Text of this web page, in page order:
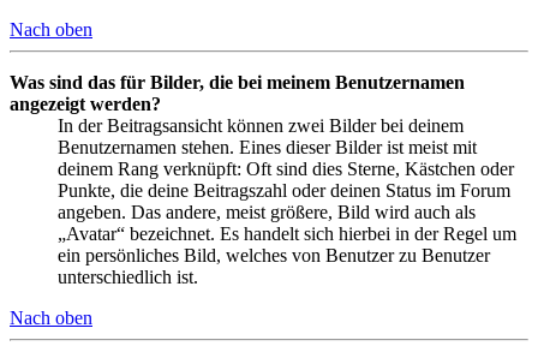
Nach oben
Was sind das für Bilder, die bei meinem Benutzernamen
angezeigt werden?
In der Beitragsansicht können zwei Bilder bei deinem
Benutzernamen stehen. Eines dieser Bilder ist meist mit
deinem Rang verknüpft: Oft sind dies Sterne, Kästchen oder
Punkte, die deine Beitragszahl oder deinen Status im Forum
angeben. Das andere, meist größere, Bild wird auch als
„Avatar“ bezeichnet. Es handelt sich hierbei in der Regel um
ein persönliches Bild, welches von Benutzer zu Benutzer
unterschiedlich ist.
Nach oben